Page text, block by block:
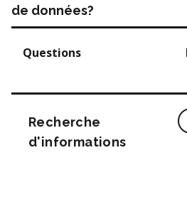
de données?
Questions
Recherche
d'informations